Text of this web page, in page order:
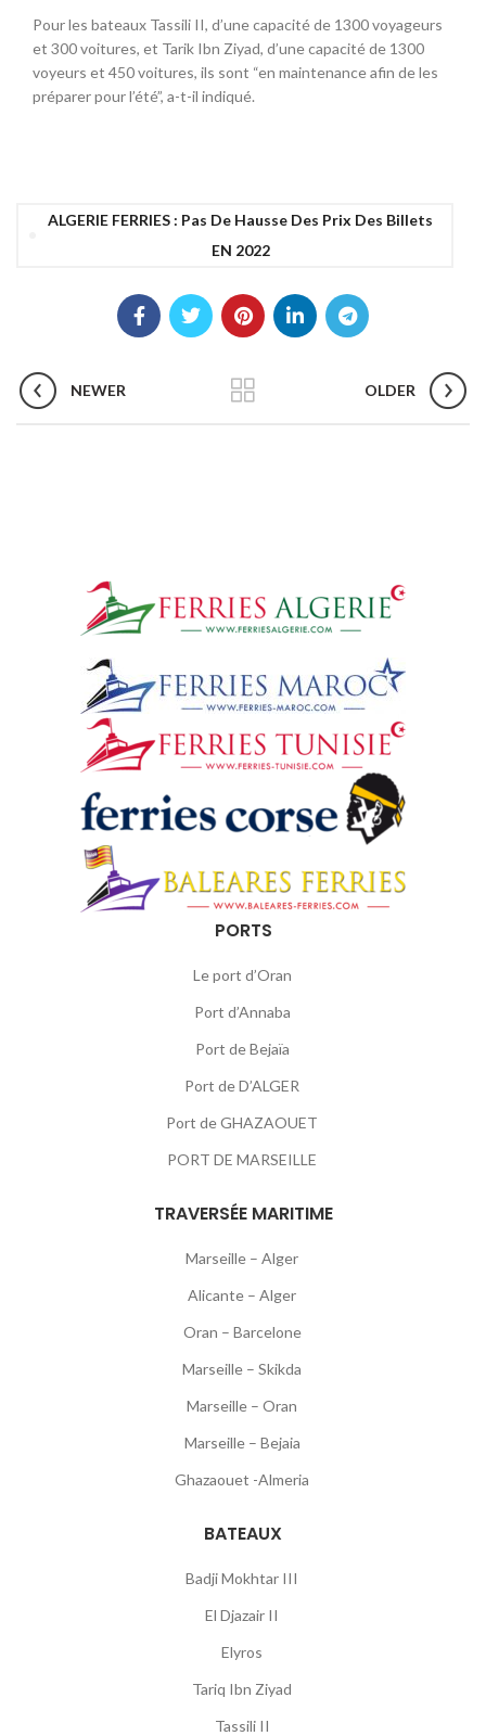
Pour les bateaux Tassili II, d’une capacité de 1300 voyageurs
et 300 voitures, et Tarik Ibn Ziyad, d’une capacité de 1300
voyeurs et 450 voitures, ils sont “en maintenance afin de les
préparer pour l’été”, a-t-il indiqué.
ALGERIE FERRIES : Pas De Hausse Des Prix Des Billets
EN 2022
NEWER OLDER
PORTS
Le port d’Oran
Port d’Annaba
Port de Bejaïa
Port de D’ALGER
Port de GHAZAOUET
PORT DE MARSEILLE
TRAVERSÉE MARITIME
Marseille – Alger
Alicante – Alger
Oran – Barcelone
Marseille – Skikda
Marseille – Oran
Marseille – Bejaia
Ghazaouet -Almeria
BATEAUX
Badji Mokhtar III
El Djazair II
Elyros
Tariq Ibn Ziyad
Tassili II